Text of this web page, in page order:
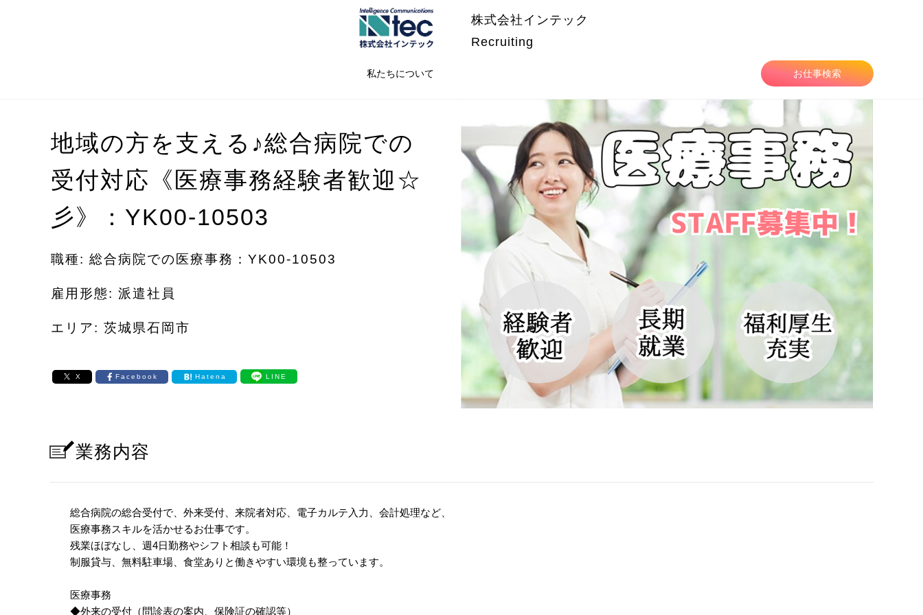
株式会社インテック
Recruiting
私たちについて お仕事検索
地域の方を支える ♪総合病院での
受付対応《医療事務経験者歓迎☆
彡》：YK00-10503
職種: 総合病院での医療事務：YK00-10503
雇用形態: 派遣社員
エリア: 茨城県石岡市
X Facebook Hatena LINE
業務内容
総合病院の総合受付で、外来受付、来院者対応、電子カルテ入力、会計処理など、
医療事務スキルを活かせるお仕事です。
残業ほぼなし、週4日勤務やシフト相談も可能！
制服貸与、無料駐車場、食堂ありと働きやすい環境も整っています。
医療事務
◆外来の受付（問診表の案内、保険証の確認等）